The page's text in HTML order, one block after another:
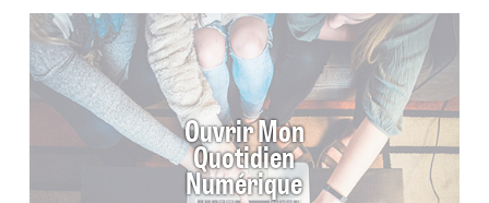
Ouvrir Mon
Quotidien
Numérique